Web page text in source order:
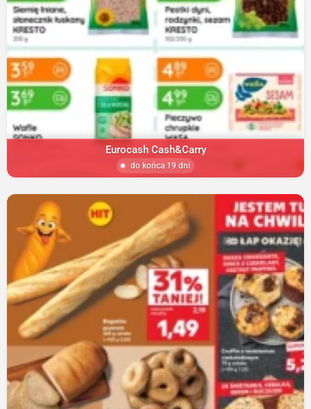
Eurocash Cash&Carry
do końca 19 dni